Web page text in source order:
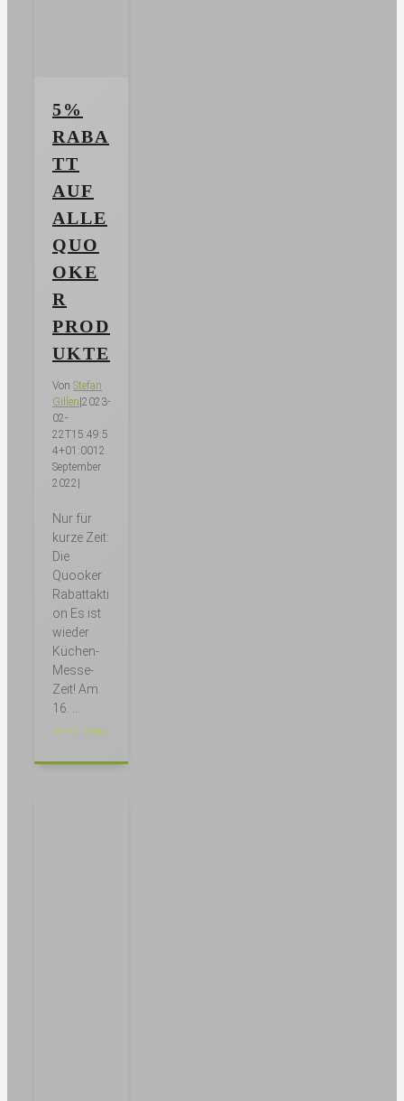
5%
RABA
TT
AUF
ALLE
QUO
OKE
R
PROD
UKTE
Von Stefan
Gillen 2023-
02-
22T15:49:5
4+01:0012.
September
2022
Nur für
kurze Zeit:
Die
Quooker
Rabattakti
on Es ist
wieder
Küchen-
Messe-
Zeit! Am
16. ...
Weiterlesen